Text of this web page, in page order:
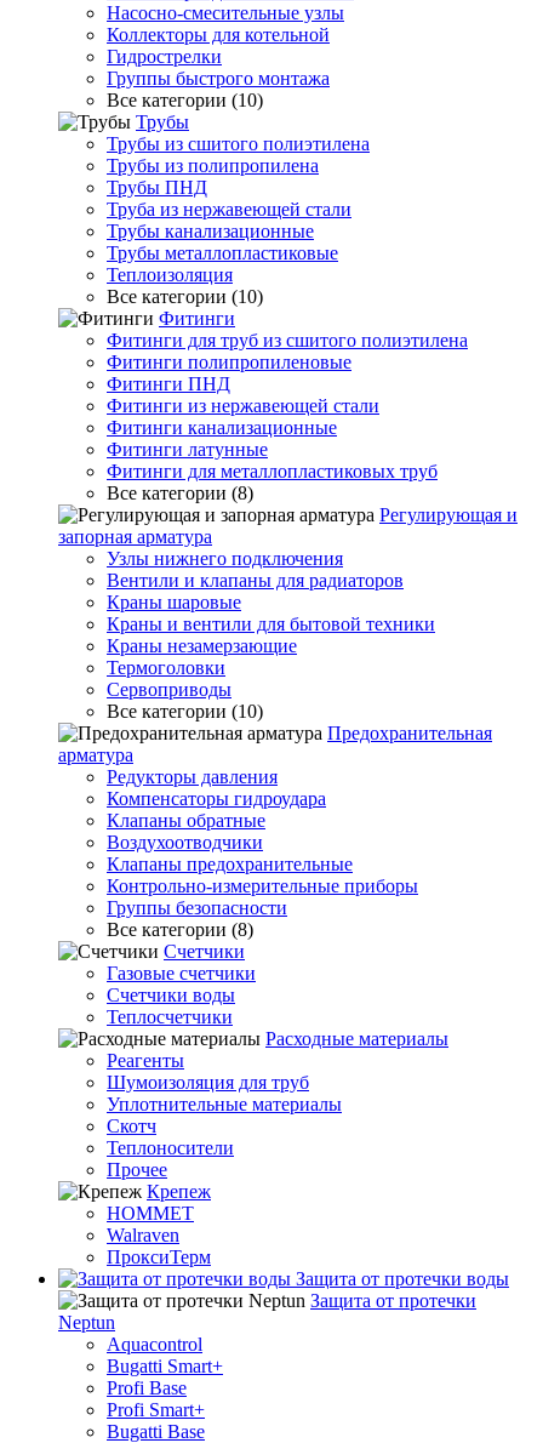
Насосно-смесительные узлы
Коллекторы для котельной
Гидрострелки
Группы быстрого монтажа
Все категории (10)
Трубы
Трубы из сшитого полиэтилена
Трубы из полипропилена
Трубы ПНД
Труба из нержавеющей стали
Трубы канализационные
Трубы металлопластиковые
Теплоизоляция
Все категории (10)
Фитинги
Фитинги для труб из сшитого полиэтилена
Фитинги полипропиленовые
Фитинги ПНД
Фитинги из нержавеющей стали
Фитинги канализационные
Фитинги латунные
Фитинги для металлопластиковых труб
Все категории (8)
Регулирующая и
запорная арматура
Узлы нижнего подключения
Вентили и клапаны для радиаторов
Краны шаровые
Краны и вентили для бытовой техники
Краны незамерзающие
Термоголовки
Сервоприводы
Все категории (10)
Предохранительная
арматура
Редукторы давления
Компенсаторы гидроудара
Клапаны обратные
Воздухоотводчики
Клапаны предохранительные
Контрольно-измерительные приборы
Группы безопасности
Все категории (8)
Счетчики
Газовые счетчики
Счетчики воды
Теплосчетчики
Расходные материалы
Реагенты
Шумоизоляция для труб
Уплотнительные материалы
Скотч
Теплоносители
Прочее
Крепеж
HOMMET
Walraven
ПроксиТерм
Защита от протечки воды
Защита от протечки
Neptun
Aquacontrol
Bugatti Smart+
Profi Base
Profi Smart+
Bugatti Base